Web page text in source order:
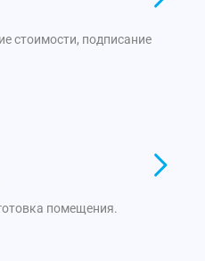
стоимости, подписание
помещения.